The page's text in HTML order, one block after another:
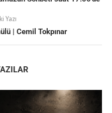
Yazı
| Cemil Tokpınar